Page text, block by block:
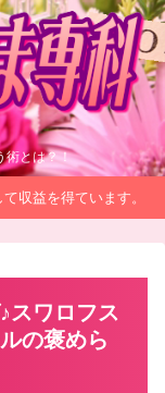
術とは？！
収益を得ています。
スワロフス
の褒めら